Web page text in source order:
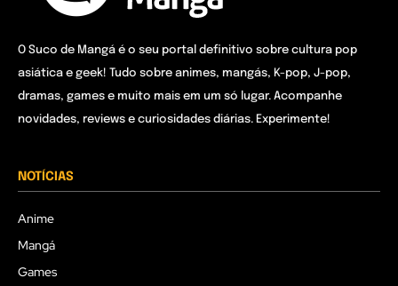
O Suco de Mangá é o seu portal definitivo sobre cultura pop
asiática e geek! Tudo sobre animes, mangás, K-pop, J-pop,
dramas, games e muito mais em um só lugar. Acompanhe
novidades, reviews e curiosidades diárias. Experimente!
NOTÍCIAS
Anime
Mangá
Games